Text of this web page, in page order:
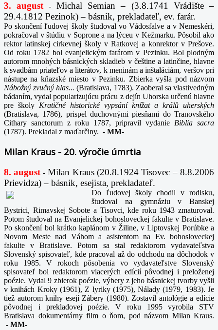
3. august -Michal Semian – (3.8.1741 Vrádište –
29.4.1812 Pezinok) – básnik, prekladateľ, ev. farár.
Po skončení ľudovej školy študoval vo Vádosfalve a v Nemeskéri,
pokračoval v štúdiu v Soprone a na lýceu v Kežmarku. Pôsobil ako
rektor latinskej cirkevnej školy v Ratkovej a konrektor v Prešove.
Od roku 1782 bol evanjelickým farárom v Pezinku. Bol plodným
autorom mnohých básnických skladieb v češtine a latinčine, hlavne
k svadbám priateľov a literátov, k meninám a inštaláciám, veršov pri
nástupe na kňazské miesto v Pezinku. Zbierka vyšla pod názvom
Nábožný zvučný hlas...(Bratislava, 1783). Zaoberal sa vlastivedným
bádaním, vydal popularizujúcu prácu z dejín Uhorska určenú hlavne
pre školy Kratičné historické vypsání knížat a králů uherských
(Bratislava, 1786), prispel duchovnými piesňami do Tranovského
Cithary sanctorum z roku 1787, pripravil vydanie Biblia sacra
(1787). Prekladal z maďarčiny. - MM-
Milan Kraus - 20. výročie úmrtia
8. august -Milan Kraus (20.8.1924 Tisovec – 8.8.2006
Prievidza) – básnik, esejista, prekladateľ.
Do ľudovej školy chodil v rodisku,
študoval na gymnáziu v Banskej
Bystrici, Rimavskej Sobote a Tisovci, kde roku 1943 zmaturoval.
Potom študoval na Evanjelickej bohosloveckej fakulte v Bratislave.
Po skončení bol krátko kaplánom v Žiline, v Liptovskej Porúbke a
Novom Meste nad Váhom a asistentom na Ev. bohosloveckej
fakulte v Bratislave. Potom sa stal redaktorom vydavateľstva
Slovenský spisovateľ, kde pracoval až do odchodu na dôchodok v
roku 1985. V rokoch pôsobenia vo vydavateľstve Slovenský
spisovateľ bol redaktorom viacerých edícií pôvodnej i preloženej
poézie. Vydal 9 zbierok poézie, výbery z jeho básnickej tvorby vyšli
v knihách Kroky (1961), Z lyriky (1975), Nálady (1979, 1983). Je
tiež autorom knihy esejí Zábery (1980). Zostavil antológie a edície
pôvodnej i prekladovej poézie. V roku 1995 vyrobila STV
Bratislava dokumentárny film o ňom, pod názvom Milan Kraus.
- MM-